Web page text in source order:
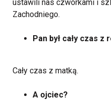
ustawili nas czwórkami i
Zachodniego.
Pan był cały czas z
Cały czas z matką.
A ojciec?